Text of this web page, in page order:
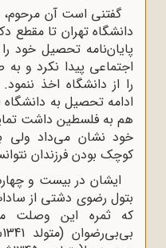
گفتنی است آن
دانشگاه تهران تا مقطع
پایان‌نامه تحصیل خود
اجتماعی پیدا نکرد و
را از دانشگاه اخذ
ادامه تحصیل به دانشگاه
هم به فلسطین داشت
خود نشان می‌داد ولی
کوچک بودن فرزندان
بتول رضوی دشتی از
که ثمره این وصلت